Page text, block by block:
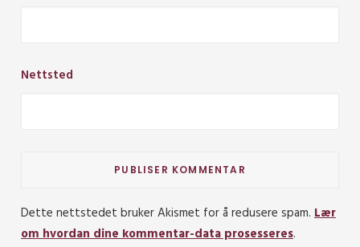
Nettsted
Dette nettstedet bruker Akismet for å redusere spam. Lær
om hvordan dine kommentar-data prosesseres.